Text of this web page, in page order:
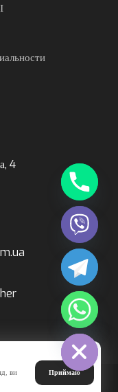
4
Reserved
ви
Приймаю
Hide chaty